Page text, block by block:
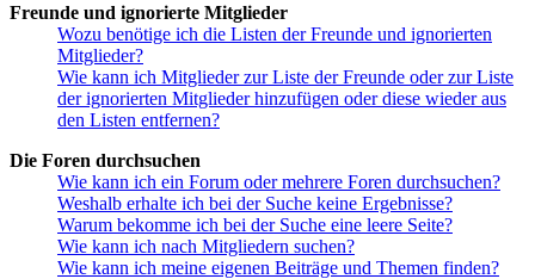
Freunde und ignorierte Mitglieder
Wozu benötige ich die Listen der Freunde und ignorierten
Mitglieder?
Wie kann ich Mitglieder zur Liste der Freunde oder zur Liste
der ignorierten Mitglieder hinzufügen oder diese wieder aus
den Listen entfernen?
Die Foren durchsuchen
Wie kann ich ein Forum oder mehrere Foren durchsuchen?
Weshalb erhalte ich bei der Suche keine Ergebnisse?
Warum bekomme ich bei der Suche eine leere Seite?
Wie kann ich nach Mitgliedern suchen?
Wie kann ich meine eigenen Beiträge und Themen finden?